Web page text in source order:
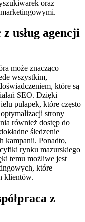
oraz
usług agencji
może znacząco
wszystkim,
które są
SEO. Dzięki
pułapek, które często
strony
również dostęp do
śledzenie
kampanii. Ponadto,
rynku mazurskiego
temu możliwe jest
które
klientów.
z